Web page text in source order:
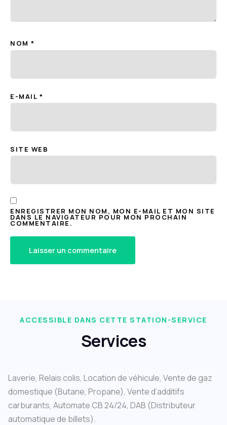
NOM *
E-MAIL *
SITE WEB
ENREGISTRER MON NOM, MON E-MAIL ET MON SITE
DANS LE NAVIGATEUR POUR MON PROCHAIN
COMMENTAIRE.
ACCESSIBLE DANS CETTE STATION-SERVICE
Services
Laverie, Relais colis, Location de véhicule, Vente de gaz
domestique (Butane, Propane), Vente d’additifs
carburants, Automate CB 24/24, DAB (Distributeur
automatique de billets).